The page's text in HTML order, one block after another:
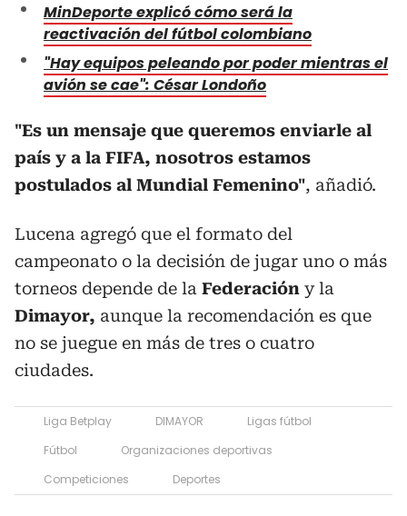
MinDeporte explicó cómo será la
reactivación del fútbol colombiano
"Hay equipos peleando por poder mientras el
avión se cae": César Londoño
"Es un mensaje que queremos enviarle al
país y a la FIFA, nosotros estamos
postulados al Mundial Femenino", añadió.
Lucena agregó que el formato del
campeonato o la decisión de jugar uno o más
torneos depende de la Federación y la
Dimayor, aunque la recomendación es que
no se juegue en más de tres o cuatro
ciudades.
Liga Betplay DIMAYOR
Ligas fútbol
Fútbol
Organizaciones deportivas
Competiciones
Deportes